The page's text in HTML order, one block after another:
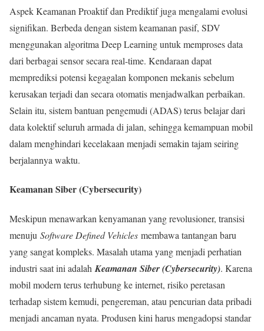
Aspek Keamanan Proaktif dan Prediktif juga mengalami evolusi
signifikan. Berbeda dengan sistem keamanan pasif, SDV
menggunakan algoritma Deep Learning untuk memproses data
dari berbagai sensor secara real-time. Kendaraan dapat
memprediksi potensi kegagalan komponen mekanis sebelum
kerusakan terjadi dan secara otomatis menjadwalkan perbaikan.
Selain itu, sistem bantuan pengemudi (ADAS) terus belajar dari
data kolektif seluruh armada di jalan, sehingga kemampuan mobil
dalam menghindari kecelakaan menjadi semakin tajam seiring
berjalannya waktu.
Keamanan Siber (Cybersecurity)
Meskipun menawarkan kenyamanan yang revolusioner, transisi
menuju Software Defined Vehicles membawa tantangan baru
yang sangat kompleks. Masalah utama yang menjadi perhatian
industri saat ini adalah Keamanan Siber (Cybersecurity). Karena
mobil modern terus terhubung ke internet, risiko peretasan
terhadap sistem kemudi, pengereman, atau pencurian data pribadi
menjadi ancaman nyata. Produsen kini harus mengadopsi standar